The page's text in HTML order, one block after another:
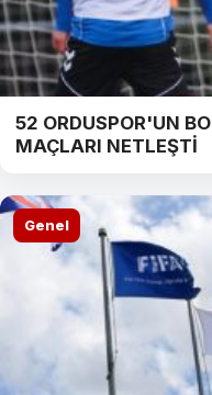
52 ORDUSPOR'UN
MAÇLARI NETLEŞTİ
Genel